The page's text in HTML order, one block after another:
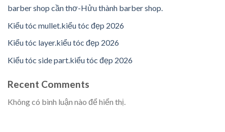
barber shop cần thơ-Hửu thành barber shop.
Kiểu tóc mullet.kiểu tóc đẹp 2026
Kiểu tóc layer.kiểu tóc đẹp 2026
Kiểu tóc side part.kiểu tóc đẹp 2026
Recent Comments
Không có bình luận nào để hiển thị.